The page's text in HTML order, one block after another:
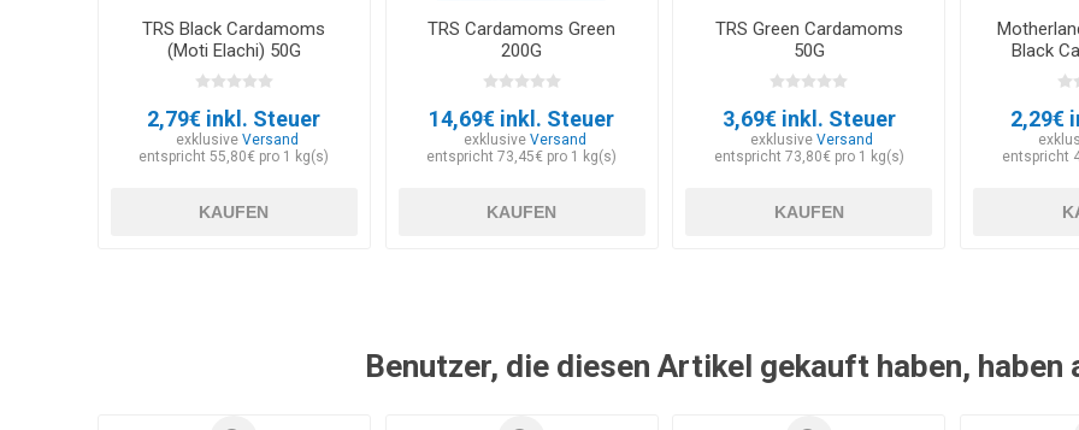
TRS Black Cardamoms
(Moti Elachi) 50G
2,79€ inkl. Steuer
exklusive Versand
entspricht 55,80€ pro 1 kg(s)
KAUFEN
TRS Cardamoms Green
200G
14,69€ inkl. Steuer
exklusive Versand
entspricht 73,45€ pro 1 kg(s)
KAUFEN
TRS Green Cardamoms
50G
3,69€ inkl. Steuer
exklusiveVersand
entspricht 73,80€ pro 1 kg(s)
KAUFEN
Black
2,29€
entspricht
Benutzer, die diesen Artikel gekauft haben, haben